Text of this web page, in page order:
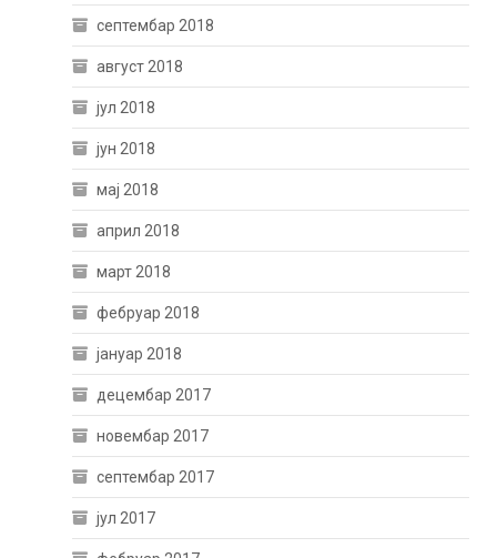
септембар 2018
август 2018
јул 2018
јун 2018
мај 2018
април 2018
март 2018
фебруар 2018
јануар 2018
децембар 2017
новембар 2017
септембар 2017
јул 2017